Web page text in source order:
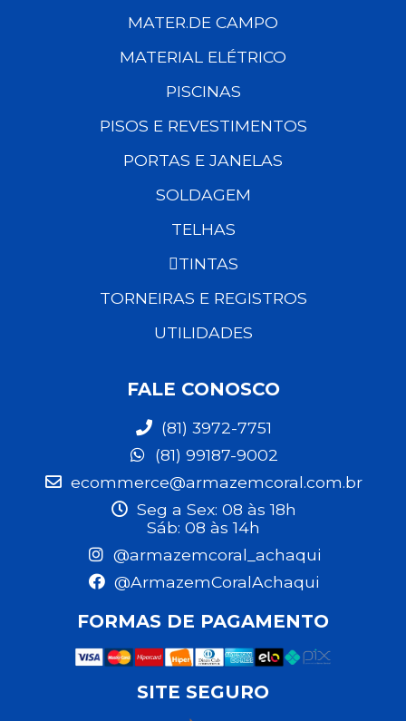
MATER.DE CAMPO
MATERIAL ELÉTRICO
PISCINAS
PISOS E REVESTIMENTOS
PORTAS E JANELAS
SOLDAGEM
TELHAS
TINTAS
TORNEIRAS E REGISTROS
UTILIDADES
FALE CONOSCO
(81) 3972-7751
(81) 99187-9002
ecommerce@armazemcoral.com.br
Seg a Sex: 08 às 18h
Sáb: 08 às 14h
@armazemcoral_achaqui
@ArmazemCoralAchaqui
FORMAS DE PAGAMENTO
SITE SEGURO